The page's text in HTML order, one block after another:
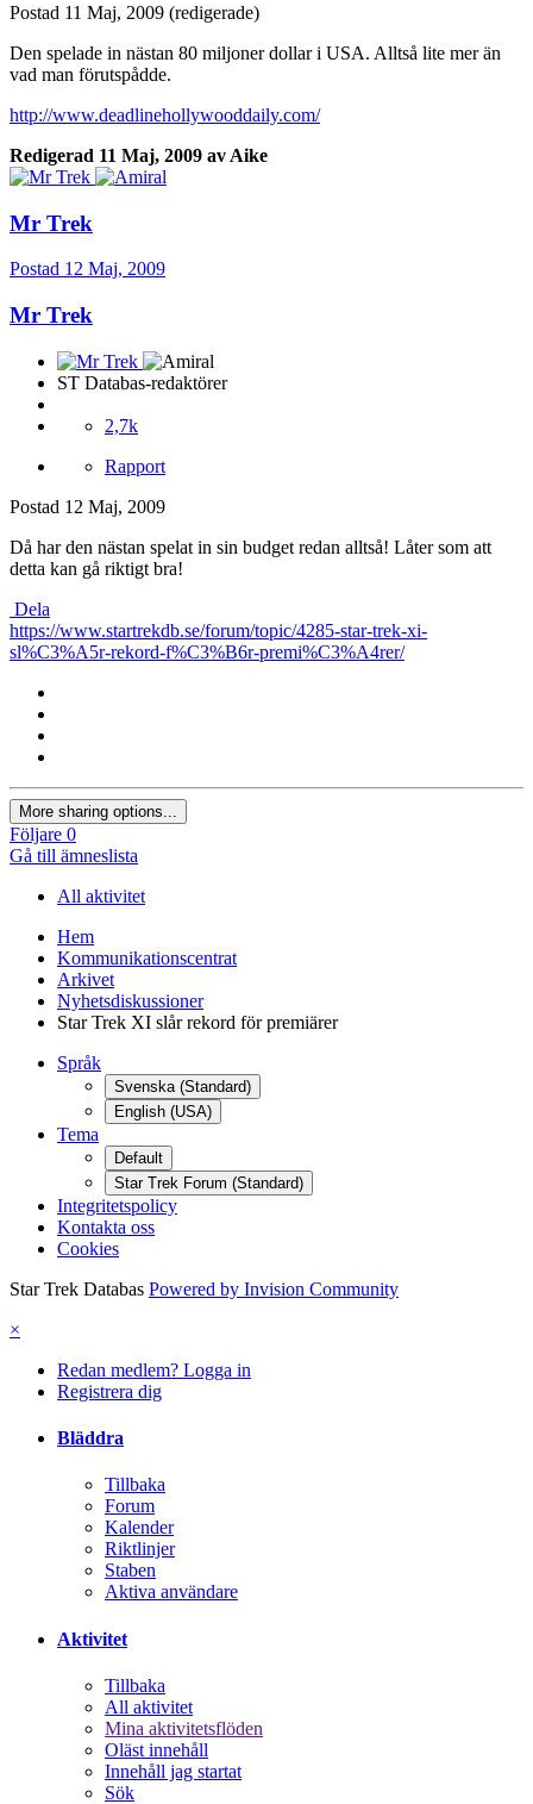
Postad 11 Maj, 2009 (redigerade)
Den spelade in nästan 80 miljoner dollar i USA. Alltså lite mer än
vad man förutspådde.
http://www.deadlinehollywooddaily.com/
Redigerad 11 Maj, 2009 av Aike
Mr Trek
Postad 12 Maj, 2009
Mr Trek
ST Databas-redaktörer
2,7k
Rapport
Postad 12 Maj, 2009
Då har den nästan spelat in sin budget redan alltså! Låter som att
detta kan gå riktigt bra!
Dela
https://www.startrekdb.se/forum/topic/4285-star-trek-xi-
sl%C3%A5r-rekord-f%C3%B6r-premi%C3%A4rer/
More sharing options...
Följare 0
Gå till ämneslista
All aktivitet
Hem
Kommunikationscentrat
Arkivet
Nyhetsdiskussioner
Star Trek XI slår rekord för premiärer
Språk
Svenska (Standard)
English (USA)
Tema
Default
Star Trek Forum (Standard)
Integritetspolicy
Kontakta oss
Cookies
Star Trek Databas Powered by Invision Community
×
Redan medlem? Logga in
Registrera dig
Bläddra
Tillbaka
Forum
Kalender
Riktlinjer
Staben
Aktiva användare
Aktivitet
Tillbaka
All aktivitet
Mina aktivitetsflöden
Oläst innehåll
Innehåll jag startat
Sök